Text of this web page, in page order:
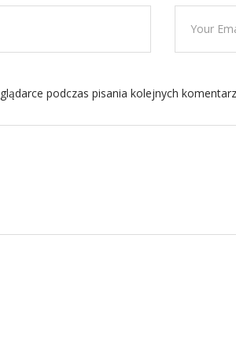
podczas pisania kolejnych